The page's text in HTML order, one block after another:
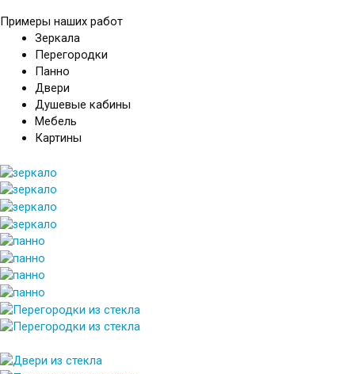
Примеры наших работ
Зеркала
Перегородки
Панно
Двери
Душевые кабины
Мебель
Картины